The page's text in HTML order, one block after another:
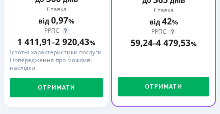
Ставка
від 0,97%
РРПС
1 411,91–2 920,43%
Істотні характеристики послуги
Попередження про можливі
наслідки
ОТРИМАТИ
Ставка
від 42%
РРПС
59,24–4 479,53%
ОТРИМАТИ